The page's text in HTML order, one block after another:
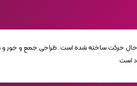
حال حرکت ساخته شده است. طراحی جمع و جور